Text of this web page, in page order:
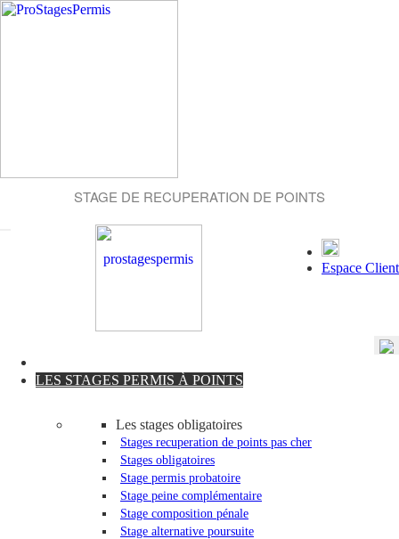
STAGE DE RECUPERATION DE POINTS
Espace Client
LES STAGES PERMIS À POINTS
Les stages obligatoires
Stages recuperation de points pas cher
Stages obligatoires
Stage permis probatoire
Stage peine complémentaire
Stage composition pénale
Stage alternative poursuite